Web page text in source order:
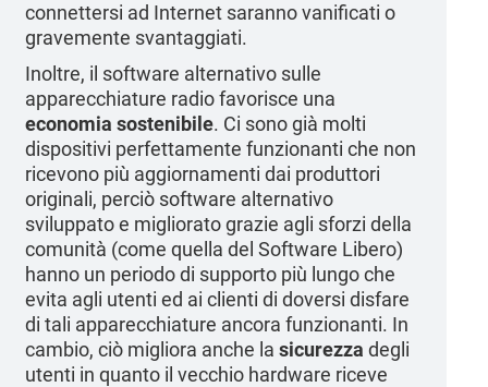
connettersi ad Internet saranno vanificati o
gravemente svantaggiati.
Inoltre, il software alternativo sulle
apparecchiature radio favorisce una
economia sostenibile. Ci sono già molti
dispositivi perfettamente funzionanti che non
ricevono più aggiornamenti dai produttori
originali, perciò software alternativo
sviluppato e migliorato grazie agli sforzi della
comunità (come quella del Software Libero)
hanno un periodo di supporto più lungo che
evita agli utenti ed ai clienti di doversi disfare
di tali apparecchiature ancora funzionanti. In
cambio, ciò migliora anche lasicurezza degli
utenti in quanto il vecchio hardware riceve